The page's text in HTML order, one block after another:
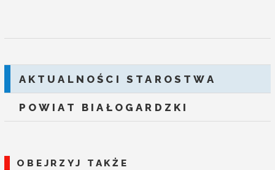
AKTUALNOŚCI STAROSTWA
POWIAT BIAŁOGARDZKI
OBEJRZYJ TAKŻE